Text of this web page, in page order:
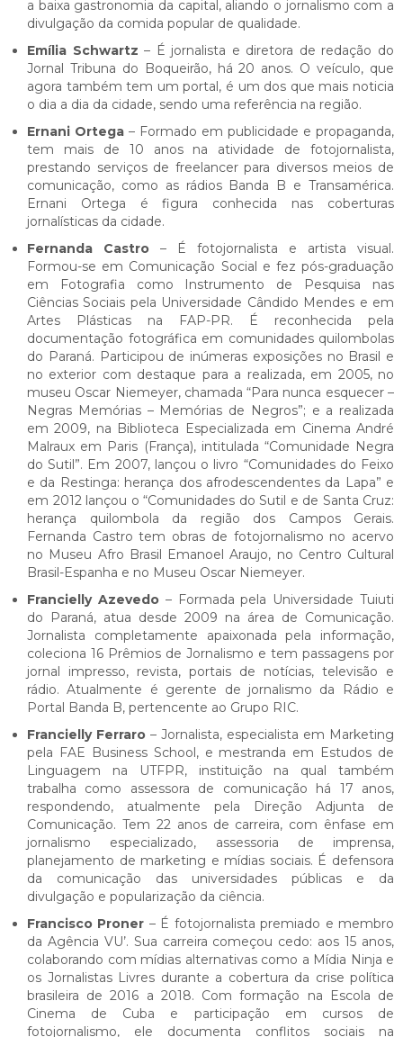
a baixa gastronomia da capital, aliando o jornalismo com a
divulgação da comida popular de qualidade.
Emília Schwartz – É jornalista e diretora de redação do
Jornal Tribuna do Boqueirão, há 20 anos. O veículo, que
agora também tem um portal, é um dos que mais noticia
o dia a dia da cidade, sendo uma referência na região.
Ernani Ortega – Formado em publicidade e propaganda,
tem mais de 10 anos na atividade de fotojornalista,
prestando serviços de freelancer para diversos meios de
comunicação, como as rádios Banda B e Transamérica.
Ernani Ortega é figura conhecida nas coberturas
jornalísticas da cidade.
Fernanda Castro – É fotojornalista e artista visual.
Formou-se em Comunicação Social e fez pós-graduação
em Fotografia como Instrumento de Pesquisa nas
Ciências Sociais pela Universidade Cândido Mendes e em
Artes Plásticas na FAP-PR. É reconhecida pela
documentação fotográfica em comunidades quilombolas
do Paraná. Participou de inúmeras exposições no Brasil e
no exterior com destaque para a realizada, em 2005, no
museu Oscar Niemeyer, chamada “Para nunca esquecer –
Negras Memórias – Memórias de Negros”; e a realizada
em 2009, na Biblioteca Especializada em Cinema André
Malraux em Paris (França), intitulada “Comunidade Negra
do Sutil”. Em 2007, lançou o livro “Comunidades do Feixo
e da Restinga: herança dos afrodescendentes da Lapa” e
em 2012 lançou o “Comunidades do Sutil e de Santa Cruz:
herança quilombola da região dos Campos Gerais.
Fernanda Castro tem obras de fotojornalismo no acervo
no Museu Afro Brasil Emanoel Araujo, no Centro Cultural
Brasil-Espanha e no Museu Oscar Niemeyer.
Francielly Azevedo– Formada pela Universidade Tuiuti
do Paraná, atua desde 2009 na área de Comunicação.
Jornalista completamente apaixonada pela informação,
coleciona 16 Prêmios de Jornalismo e tem passagens por
jornal impresso, revista, portais de notícias, televisão e
rádio. Atualmente é gerente de jornalismo da Rádio e
Portal Banda B, pertencente ao Grupo RIC.
Francielly Ferraro – Jornalista, especialista em Marketing
pela FAE Business School, e mestranda em Estudos de
Linguagem na UTFPR, instituição na qual também
trabalha como assessora de comunicação há 17 anos,
respondendo, atualmente pela Direção Adjunta de
Comunicação. Tem 22 anos de carreira, com ênfase em
jornalismo especializado, assessoria de imprensa,
planejamento de marketing e mídias sociais. É defensora
da comunicação das universidades públicas e da
divulgação e popularização da ciência.
Francisco Proner – É fotojornalista premiado e membro
da Agência VU’. Sua carreira começou cedo: aos 15 anos,
colaborando com mídias alternativas como a Mídia Ninja e
os Jornalistas Livres durante a cobertura da crise política
brasileira de 2016 a 2018. Com formação na Escola de
Cinema de Cuba e participação em cursos de
fotojornalismo, ele documenta conflitos sociais na